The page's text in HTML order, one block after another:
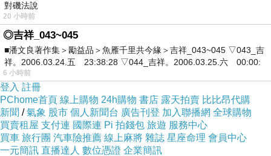
原本我還要佳君在一旁看著，但那孩子拿偶真的很穩，力量也
夠，所以後來就讓他自己拿著去玩，我們都各自忙各自的事。
一個小時後，小孩拿偶來玩我，我問他手會不會痠，他說：
『今天這個真的比較重！，不過我下次還想再拿更重的。』
對磯法說
20 小時前
◎吉祥_043~045
■潘文良著作集＞勵益品＞魚雁千里共今緣＞吉祥_043~045 ▽043_吉
祥。2006.03.24.五 23:38:28 ▽044_吉祥。2006.03.25.六 00:00:
6 小時前
登入 註冊
PChome首頁 線上購物 24h購物 書店 露天拍賣 比比昂代購
新聞 /氣象 股市 個人新聞台 廣告刊登 加入聯播網 全球購物
買賣租屋 支付連 國際連 Pi 拍錢包 旅遊 服務中心
買車 旅行團 汽車險推薦 線上麻將 雜誌 星座命理 會員中心
一元簡訊 直播達人 數位憑證 企業簡訊